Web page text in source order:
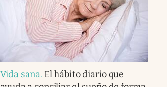
Vida sana. El hábito diario que